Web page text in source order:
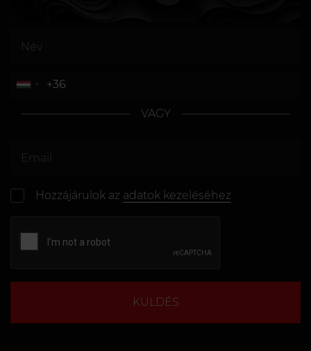
VAGY
Hozzájárulok az adatok kezeléséhez
KÜLDÉS